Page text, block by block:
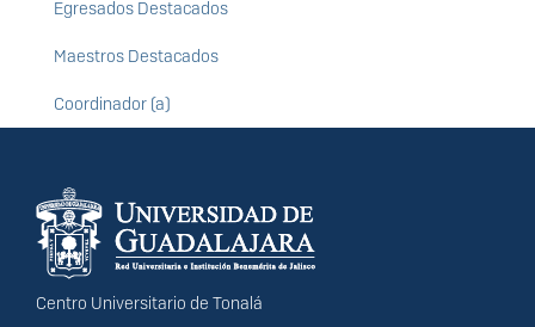
Egresados Destacados
Maestros Destacados
Coordinador (a)
Información del
portal
Centro Universitario de Tonalá